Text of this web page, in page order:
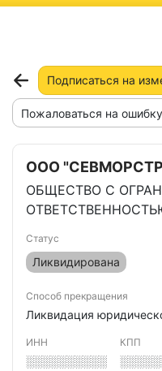
Подписаться на
Пожаловаться на ошибку
ООО
ОБЩЕСТВО С
Статус
Ликвидирована
Способ прекращения
Ликвидация
ИНН
░░░░░░░░░░
КПП